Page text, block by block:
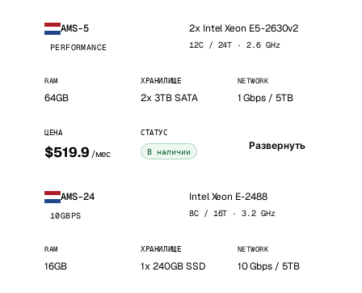
AMS-5
PERFORMANCE
2x Intel Xeon E5-2630v2
12C / 24T · 2.6 GHz
RAM
64GB
ХРАНИЛИЩЕ
2x 3TB SATA
NETWORK
1 Gbps / 5TB
ЦЕНА
$519.9 /мес
СТАТУС
В наличии Развернуть
AMS-24
10GBPS
Intel Xeon E-2488
8C / 16T · 3.2 GHz
RAM
16GB
ХРАНИЛИЩЕ
1x 240GB SSD
NETWORK
10 Gbps / 5TB